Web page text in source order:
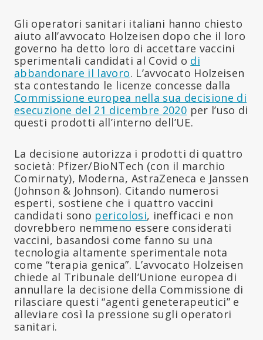
Gli operatori sanitari italiani hanno chiesto
aiuto all’avvocato Holzeisen dopo che il loro
governo ha detto loro di accettare vaccini
sperimentali candidati al Covid o di
abbandonare il lavoro. L’avvocato Holzeisen
sta contestando le licenze concesse dalla
Commissione europea nella sua decisione di
esecuzione del 21 dicembre 2020 per l’uso di
questi prodotti all’interno dell’UE.
La decisione autorizza i prodotti di quattro
società: Pfizer/BioNTech (con il marchio
Comirnaty), Moderna, AstraZeneca e Janssen
(Johnson & Johnson). Citando numerosi
esperti, sostiene che i quattro vaccini
candidati sono pericolosi, inefficaci e non
dovrebbero nemmeno essere considerati
vaccini, basandosi come fanno su una
tecnologia altamente sperimentale nota
come “terapia genica”. L’avvocato Holzeisen
chiede al Tribunale dell’Unione europea di
annullare la decisione della Commissione di
rilasciare questi “agenti geneterapeutici” e
alleviare così la pressione sugli operatori
sanitari.